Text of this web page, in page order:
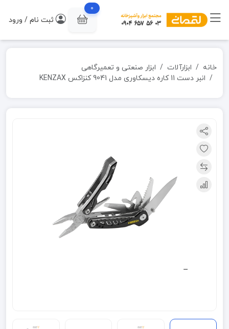
0
ثبت نام / ورود
خانه ابزارآلات
ابزار صنعتی و تعمیرگاهی
انبر دست 11 کاره دیسکاوری مدل 9041 کنزاکس KENZAX